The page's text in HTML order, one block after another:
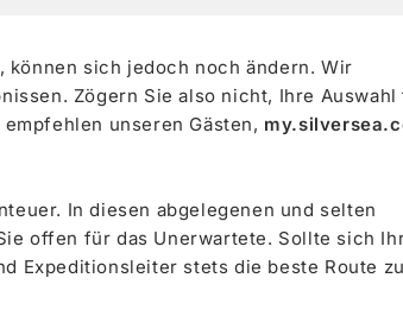
können sich jedoch noch ändern. Wir
Zögern Sie also nicht, Ihre
unseren Gästen,
In diesen abgelegenen und selten
offen für das Unerwartete. Sollte sich
Expeditionsleiter stets die beste Route